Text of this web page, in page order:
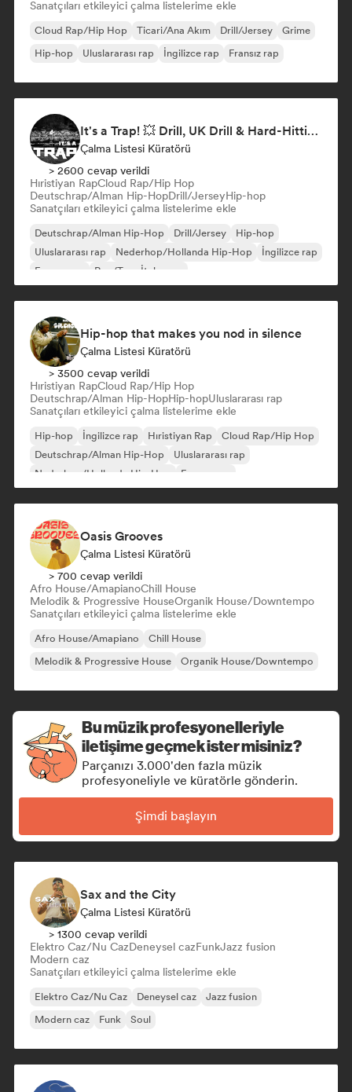
Sanatçıları etkileyici çalma listelerime ekle
Cloud Rap/Hip Hop Ticari/Ana Akım Drill/Jersey
Grime
Hip-hop
Uluslararası rap İngilizce rap Fransız rap
It's a Trap! 💥 Drill, UK Drill & Hard-Hitting Trap
Çalma Listesi Küratörü
> 2600 cevap verildi
Hıristiyan RapCloud Rap/Hip Hop
Deutschrap/Alman Hip-HopDrill/JerseyHip-hop
Sanatçıları etkileyici çalma listelerime ekle
Deutschrap/Alman Hip-Hop Drill/Jersey
Hip-hop
Uluslararası rap
Nederhop/Hollanda Hip-Hop
İngilizce rap
Fransız rap
Rap/Trap İtalyanca
Hip-hop that makes you nod in silence
Çalma Listesi Küratörü
> 3500 cevap verildi
Hıristiyan RapCloud Rap/Hip Hop
Deutschrap/Alman Hip-HopHip-hopUluslararası rap
Sanatçıları etkileyici çalma listelerime ekle
Hip-hop İngilizce rap Hıristiyan Rap
Cloud Rap/Hip Hop
Deutschrap/Alman Hip-Hop
Uluslararası rap
Nederhop/Hollanda Hip-Hop
Fransız rap
Oasis Grooves
Çalma Listesi Küratörü
> 700 cevap verildi
Afro House/AmapianoChill House
Melodik & Progressive HouseOrganik House/Downtempo
Sanatçıları etkileyici çalma listelerime ekle
Afro House/Amapiano
Chill House
Melodik & Progressive House
Organik House/Downtempo
Bu müzik profesyonelleriyle
iletişime geçmek ister misiniz?
Parçanızı 3.000'den fazla müzik
profesyoneliyle ve küratörle gönderin.
Şimdi başlayın
Sax and the City
Çalma Listesi Küratörü
> 1300 cevap verildi
Elektro Caz/Nu CazDeneysel cazFunkJazz fusion
Modern caz
Sanatçıları etkileyici çalma listelerime ekle
Elektro Caz/Nu Caz Deneysel caz
Jazz fusion
Modern caz
Funk Soul